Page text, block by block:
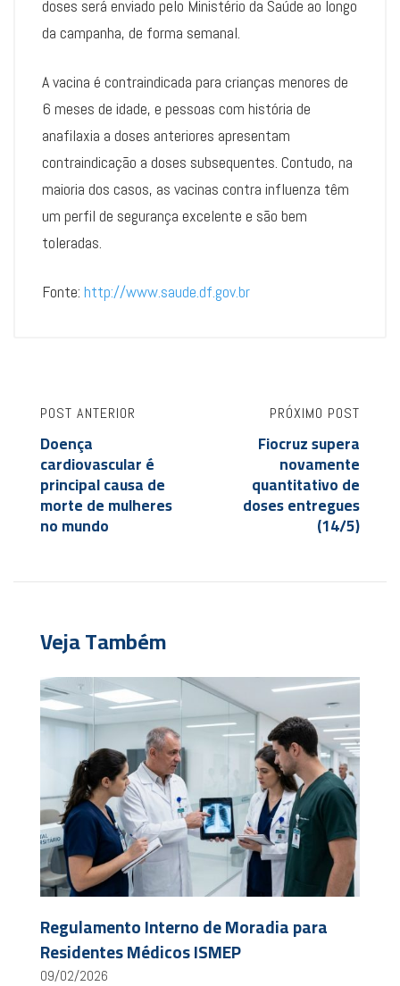
doses será enviado pelo Ministério da Saúde ao longo
da campanha, de forma semanal.
A vacina é contraindicada para crianças menores de
6 meses de idade, e pessoas com história de
anafilaxia a doses anteriores apresentam
contraindicação a doses subsequentes. Contudo, na
maioria dos casos, as vacinas contra influenza têm
um perfil de segurança excelente e são bem
toleradas.
Fonte: http://www.saude.df.gov.br
POST ANTERIOR
Doença
cardiovascular é
principal causa de
morte de mulheres
no mundo
PRÓXIMO POST
Fiocruz supera
novamente
quantitativo de
doses entregues
(14/5)
Veja Também
Regulamento Interno de Moradia para
Residentes Médicos ISMEP
09/02/2026